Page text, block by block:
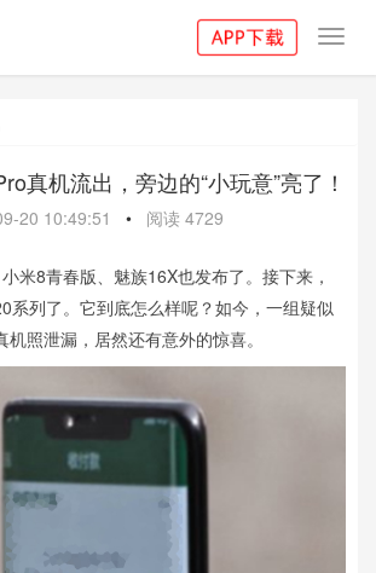
真机流出，旁边的“小玩意”亮了！
20 10:49:51 • 阅读 4729
米8青春版、魅族16X也发布了。接下来，
系列了。它到底怎么样呢？如今，一组疑似
照泄漏，居然还有意外的惊喜。